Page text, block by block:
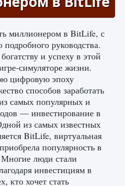
«Идет
начать
2 511 0 0
миллионером в BitLife, с
руководства.
и успеху в этой
симуляторе жизни.
цифровую эпоху
способов заработать
самых популярных и
— инвестирование в
из самых известных
BitLife, виртуальная
популярность в
люди стали
инвестициям в
кто хочет стать